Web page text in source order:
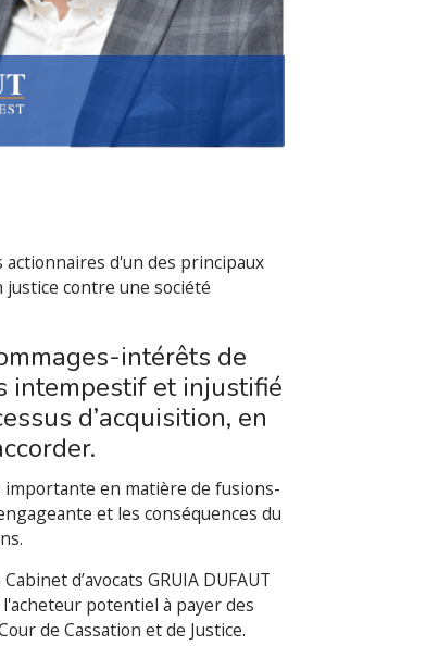
actionnaires d'un des principaux
contre une société
intérêts de
intempestif et injustifié
d’acquisition, en
importante en matière de fusions-
et les conséquences du
d’avocats GRUIA DUFAUT
potentiel à payer des
de Cassation et de Justice.